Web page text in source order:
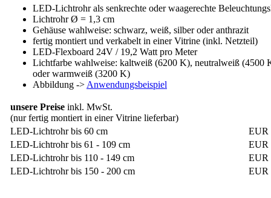
LED-Lichtrohr als senkrechte oder waagerechte
Lichtrohr Ø = 1,3 cm
Gehäuse wahlweise: schwarz, weiß, silber oder anthrazit
fertig montiert und verkabelt in einer Vitrine (inkl. Netzteil)
LED-Flexboard 24V / 19,2 Watt pro Meter
Lichtfarbe wahlweise: kaltweiß (6200 K), neutralweiß (4500
oder warmweiß (3200 K)
Abbildung -> Anwendungsbeispiel
unsere Preise inkl. MwSt.
(nur fertig montiert in einer Vitrine lieferbar)
LED-Lichtrohr bis 60 cm
EUR
LED-Lichtrohr bis 61 - 109 cm
EUR
LED-Lichtrohr bis 110 - 149 cm
EUR
LED-Lichtrohr bis 150 - 200 cm
EUR